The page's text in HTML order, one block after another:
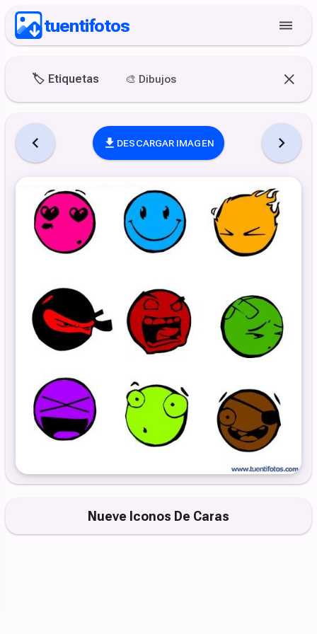
tuentifotos
🏷️ Etiquetas 🎨 Dibujos
DESCARGAR IMAGEN
Nueve Iconos De Caras